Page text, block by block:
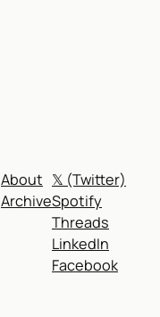
About
Archive
𝕏 (Twitter)
Spotify
Threads
LinkedIn
Facebook